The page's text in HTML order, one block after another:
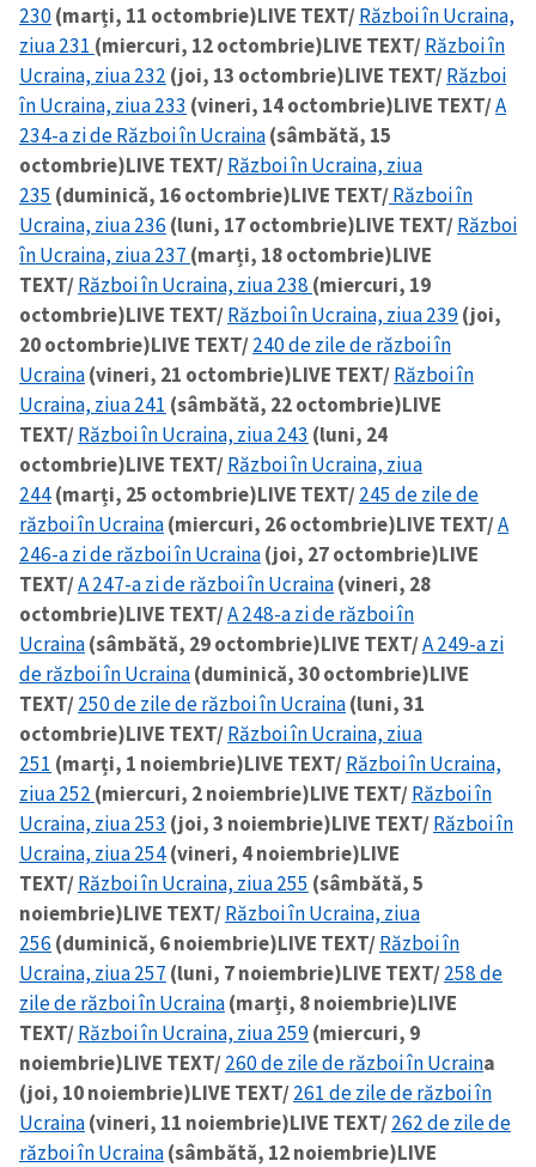
SUSȚINE
230(marți, 11 octombrie)LIVE TEXT/Război în Ucraina,
ziua 231 (miercuri, 12 octombrie)LIVE TEXT/Război în
Ucraina, ziua 232 (joi, 13 octombrie)LIVE TEXT/Război
în Ucraina, ziua 233 (vineri, 14 octombrie)LIVE TEXT/A
234-a zi de Război în Ucraina(sâmbătă, 15
octombrie)LIVE TEXT/Război în Ucraina, ziua
235 (duminică, 16 octombrie)LIVE TEXT/Război în
Ucraina, ziua 236 (luni, 17 octombrie)LIVE TEXT/Război
în Ucraina, ziua 237 (marți, 18 octombrie)LIVE
TEXT/Război în Ucraina, ziua 238 (miercuri, 19
octombrie)LIVE TEXT/Război în Ucraina, ziua 239(joi,
20 octombrie)LIVE TEXT/240 de zile de război în
Ucraina(vineri, 21 octombrie)LIVE TEXT/Război în
Ucraina, ziua 241 (sâmbătă, 22 octombrie)LIVE
TEXT/Război în Ucraina, ziua 243 (luni, 24
octombrie)LIVE TEXT/Război în Ucraina, ziua
244(marți, 25 octombrie)LIVE TEXT/245 de zile de
război în Ucraina(miercuri, 26 octombrie)LIVE TEXT/A
246-a zi de război în Ucraina(joi, 27 octombrie)LIVE
TEXT/A 247-a zi de război în Ucraina(vineri, 28
octombrie)LIVE TEXT/A 248-a zi de război în
Ucraina(sâmbătă, 29 octombrie)LIVE TEXT/A 249-a zi
de război în Ucraina(duminică, 30 octombrie)LIVE
TEXT/250 de zile de război în Ucraina(luni, 31
octombrie)LIVE TEXT/Război în Ucraina, ziua
251 (marți, 1 noiembrie)LIVE TEXT/Război în Ucraina,
ziua 252 (miercuri, 2 noiembrie)LIVE TEXT/Război în
Ucraina, ziua 253 (joi, 3 noiembrie)LIVE TEXT/Război în
Ucraina, ziua 254(vineri, 4 noiembrie)LIVE
TEXT/Război în Ucraina, ziua 255 (sâmbătă, 5
noiembrie)LIVE TEXT/Război în Ucraina, ziua
256 (duminică, 6 noiembrie)LIVE TEXT/Război în
Ucraina, ziua 257 (luni, 7 noiembrie)LIVE TEXT/258 de
zile de război în Ucraina(marți, 8 noiembrie)LIVE
TEXT/Război în Ucraina, ziua 259(miercuri, 9
noiembrie)LIVE TEXT/260 de zile de război în Ucraina
(joi, 10 noiembrie)LIVE TEXT/261 de zile de război în
Ucraina(vineri, 11 noiembrie)LIVE TEXT/262 de zile de
război în Ucraina(sâmbătă, 12 noiembrie)LIVE